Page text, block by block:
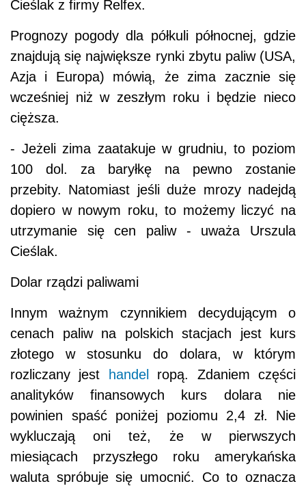
Cieślak z firmy Relfex.
Prognozy pogody dla półkuli północnej, gdzie
znajdują się największe rynki zbytu paliw (USA,
Azja i Europa) mówią, że zima zacznie się
wcześniej niż w zeszłym roku i będzie nieco
cięższa.
- Jeżeli zima zaatakuje w grudniu, to poziom
100 dol. za baryłkę na pewno zostanie
przebity. Natomiast jeśli duże mrozy nadejdą
dopiero w nowym roku, to możemy liczyć na
utrzymanie się cen paliw - uważa Urszula
Cieślak.
Dolar rządzi paliwami
Innym ważnym czynnikiem decydującym o
cenach paliw na polskich stacjach jest kurs
złotego w stosunku do dolara, w którym
rozliczany jest
handel
ropą. Zdaniem części
analityków finansowych kurs dolara nie
powinien spaść poniżej poziomu 2,4 zł. Nie
wykluczają oni też, że w pierwszych
miesiącach przyszłego roku amerykańska
waluta spróbuje się umocnić. Co to oznacza